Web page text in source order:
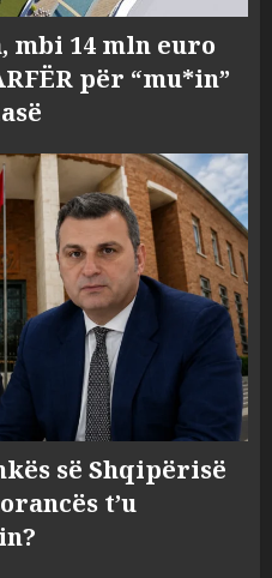
mbi 14 mln euro
për “mu*in”
së Shqipërisë
t’u